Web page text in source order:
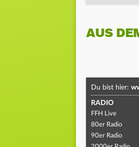
AUS
Du bist hier:
RADIO
FFH Live
80er Radio
90er Radio